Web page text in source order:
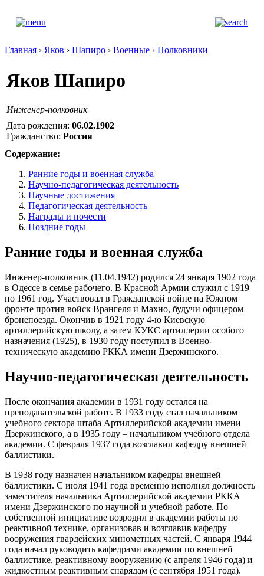
Главная › Яков › Шапиро › Военные › Полковники
Яков Шапиро
Инженер-полковник
Дата рождения: 06.02.1902
Гражданство: Россия
Содержание:
Ранние годы и военная служба
Научно-педагогическая деятельность
Научные достижения
Педагогическая деятельность
Награды и почести
Поздние годы
Ранние годы и военная служба
Инженер-полковник (11.04.1942) родился 24 января 1902 года
в Одессе в семье рабочего. В Красной Армии служил с 1919
по 1961 год. Участвовал в Гражданской войне на Южном
фронте против войск Врангеля и Махно, будучи офицером
бронепоезда. Окончив в 1921 году 4-ю Киевскую
артиллерийскую школу, а затем КУКС артиллерии особого
назначения (1925), в 1930 году поступил в Военно-
техническую академию РККА имени Дзержинского.
Научно-педагогическая деятельность
После окончания академии в 1931 году остался на
преподавательской работе. В 1933 году стал начальником
учебного сектора штаба Артиллерийской академии имени
Дзержинского, а в 1935 году – начальником учебного отдела
академии. С февраля 1937 года возглавил кафедру внешней
баллистики.
В 1938 году назначен начальником кафедры внешней
баллистики. С июля 1941 года временно исполнял должность
заместителя начальника Артиллерийской академии РККА
имени Дзержинского по научной и учебной работе. По
собственной инициативе возродил в академии работы по
реактивной технике, организовав и возглавив кафедру
вооружения гвардейских минометных частей. С января 1944
года начал руководить кафедрами академии по внешней
баллистике, реактивному вооружению (с апреля 1946 года) и
жидкостным реактивным снарядам (с сентября 1951 года).